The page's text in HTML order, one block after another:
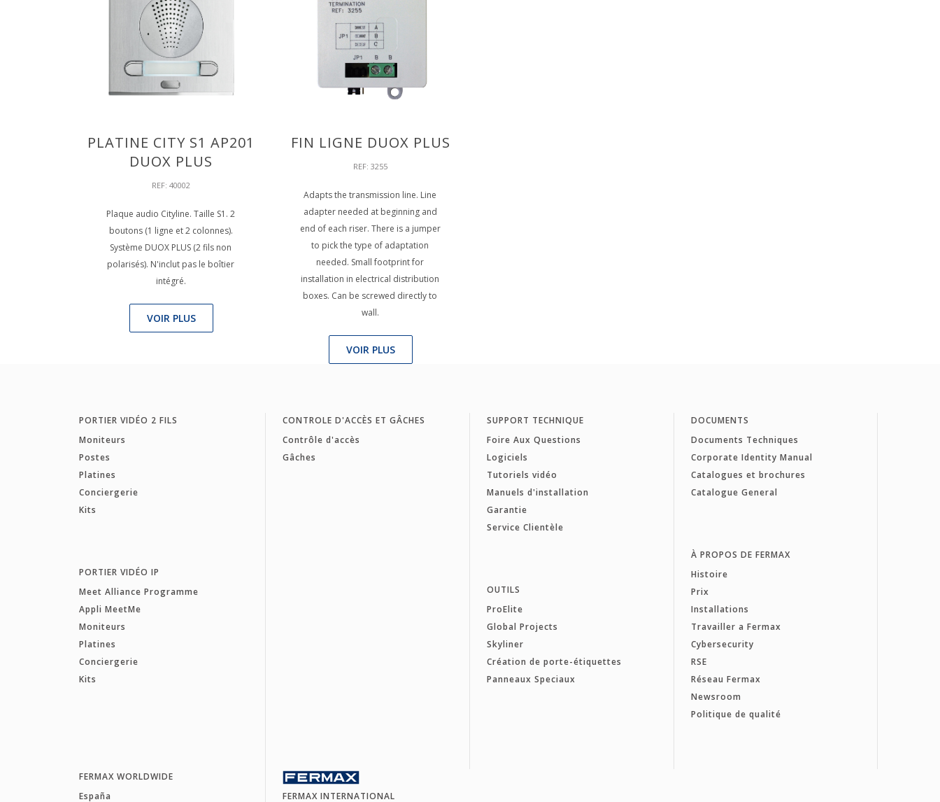
PLATINE CITY S1 AP201
DUOX PLUS
REF: 40002
Plaque audio Cityline. Taille S1. 2
boutons (1 ligne et 2 colonnes).
Système DUOX PLUS (2 fils non
polarisés). N'inclut pas le boîtier
intégré.
VOIR PLUS
FIN LIGNE DUOX PLUS
REF: 3255
Adapts the transmission line. Line
adapter needed at beginning and
end of each riser. There is a jumper
to pick the type of adaptation
needed. Small footprint for
installation in electrical distribution
boxes. Can be screwed directly to
wall.
VOIR PLUS
PORTIER VIDÉO 2 FILS
Moniteurs
Postes
Platines
Conciergerie
Kits
PORTIER VIDÉO IP
Meet Alliance Programme
Appli MeetMe
Moniteurs
Platines
Conciergerie
Kits
CONTROLE D'ACCÈS ET GÂCHES
Contrôle d'accès
Gâches
SUPPORT TECHNIQUE
Foire Aux Questions
Logiciels
Tutoriels vidéo
Manuels d'installation
Garantie
Service Clientèle
OUTILS
ProElite
Global Projects
Skyliner
Création de porte-étiquettes
Panneaux Speciaux
DOCUMENTS
Documents Techniques
Corporate Identity Manual
Catalogues et brochures
Catalogue General
À PROPOS DE FERMAX
Histoire
Prix
Installations
Travailler a Fermax
Cybersecurity
RSE
Réseau Fermax
Newsroom
Politique de qualité
FERMAX WORLDWIDE
España
FERMAX INTERNATIONAL